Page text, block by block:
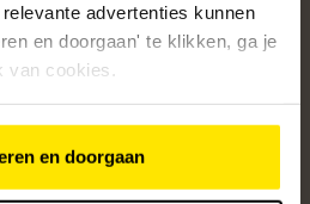
advertenties kunnen
en doorgaan' te klikken, ga je
van cookies.
en doorgaan
onze acties
en persoonlijk advies.